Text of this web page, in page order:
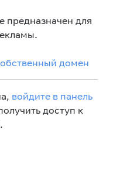
предназначен для
домен
войдите в панель
доступ к